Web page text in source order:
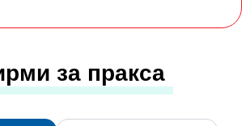
за пракса